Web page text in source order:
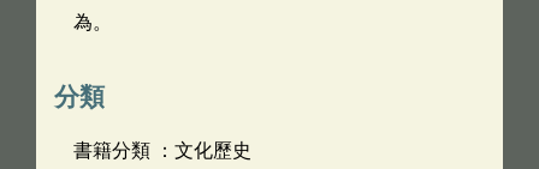
為。
分類
書籍分類 ：文化歷史